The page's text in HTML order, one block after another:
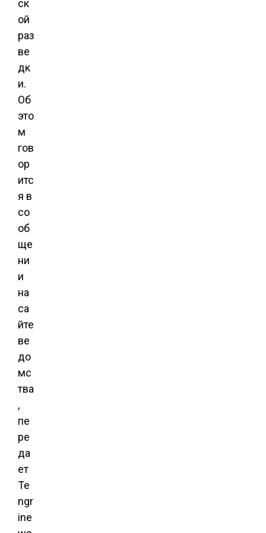
ск
ой
раз
ве
дк
и.
Об
это
м
гов
ор
итс
я в
со
об
ще
ни
и
на
са
йте
ве
до
мс
тва
,
пе
ре
да
ет
Te
ngr
ine